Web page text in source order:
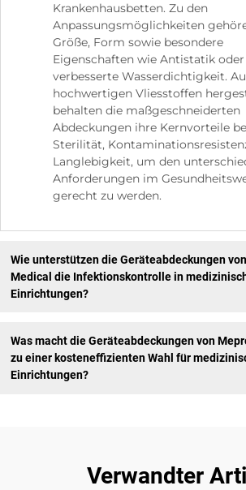
Krankenhausbetten. Zu den
Anpassungsmöglichkeiten
Größe, Form sowie besondere
Eigenschaften wie Antistatik oder
verbesserte Wasserdichtigkeit.
hochwertigen Vliesstoffen
behalten die maßgeschneiderten
Abdeckungen ihre Kernvorteile
Sterilität,
Langlebigkeit, um den
Anforderungen im
gerecht zu werden.
Wie unterstützen die Geräteabdeckungen
Medical die Infektionskontrolle in
Einrichtungen?
Was macht die Geräteabdeckungen von
zu einer kosteneffizienten Wahl für
Einrichtungen?
Verwandter